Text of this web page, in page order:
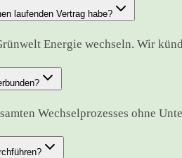
laufenden Vertrag habe?
Energie wechseln. Wir
Wechselprozesses ohne